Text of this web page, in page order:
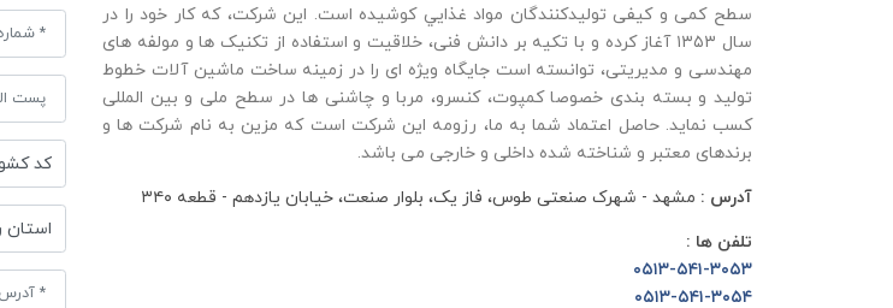
سطح کمی و کيفی توليدکنندگان مواد غذايي کوشیده است. این شرکت، که کار خود را در
سال ۱۳۵۳ آغاز کرده و با تکيه بر دانش فنی، خلاقيت و استفاده از تکنيک ها و مولفه های
مهندسی و مديريتی، توانسته است جايگاه ويژه ای را در زمينه ساخت ماشين آلات خطوط
توليد و بسته بندی خصوصا کمپوت، کنسرو، مربا و چاشنی ها در سطح ملی و بین المللی
کسب نمايد. حاصل اعتماد شما به ما، رزومه این شرکت است که مزین به نام شرکت ها و
برندهای معتبر و شناخته شده داخلی و خارجی می باشد.
آدرس : مشهد - شهرک صنعتی طوس، فاز یک، بلوار صنعت، خیابان یازدهم - قطعه ۳۴۰
تلفن ها :
۰۵۱۳-۵۴۱-۳۰۵۳
۰۵۱۳-۵۴۱-۳۰۵۴